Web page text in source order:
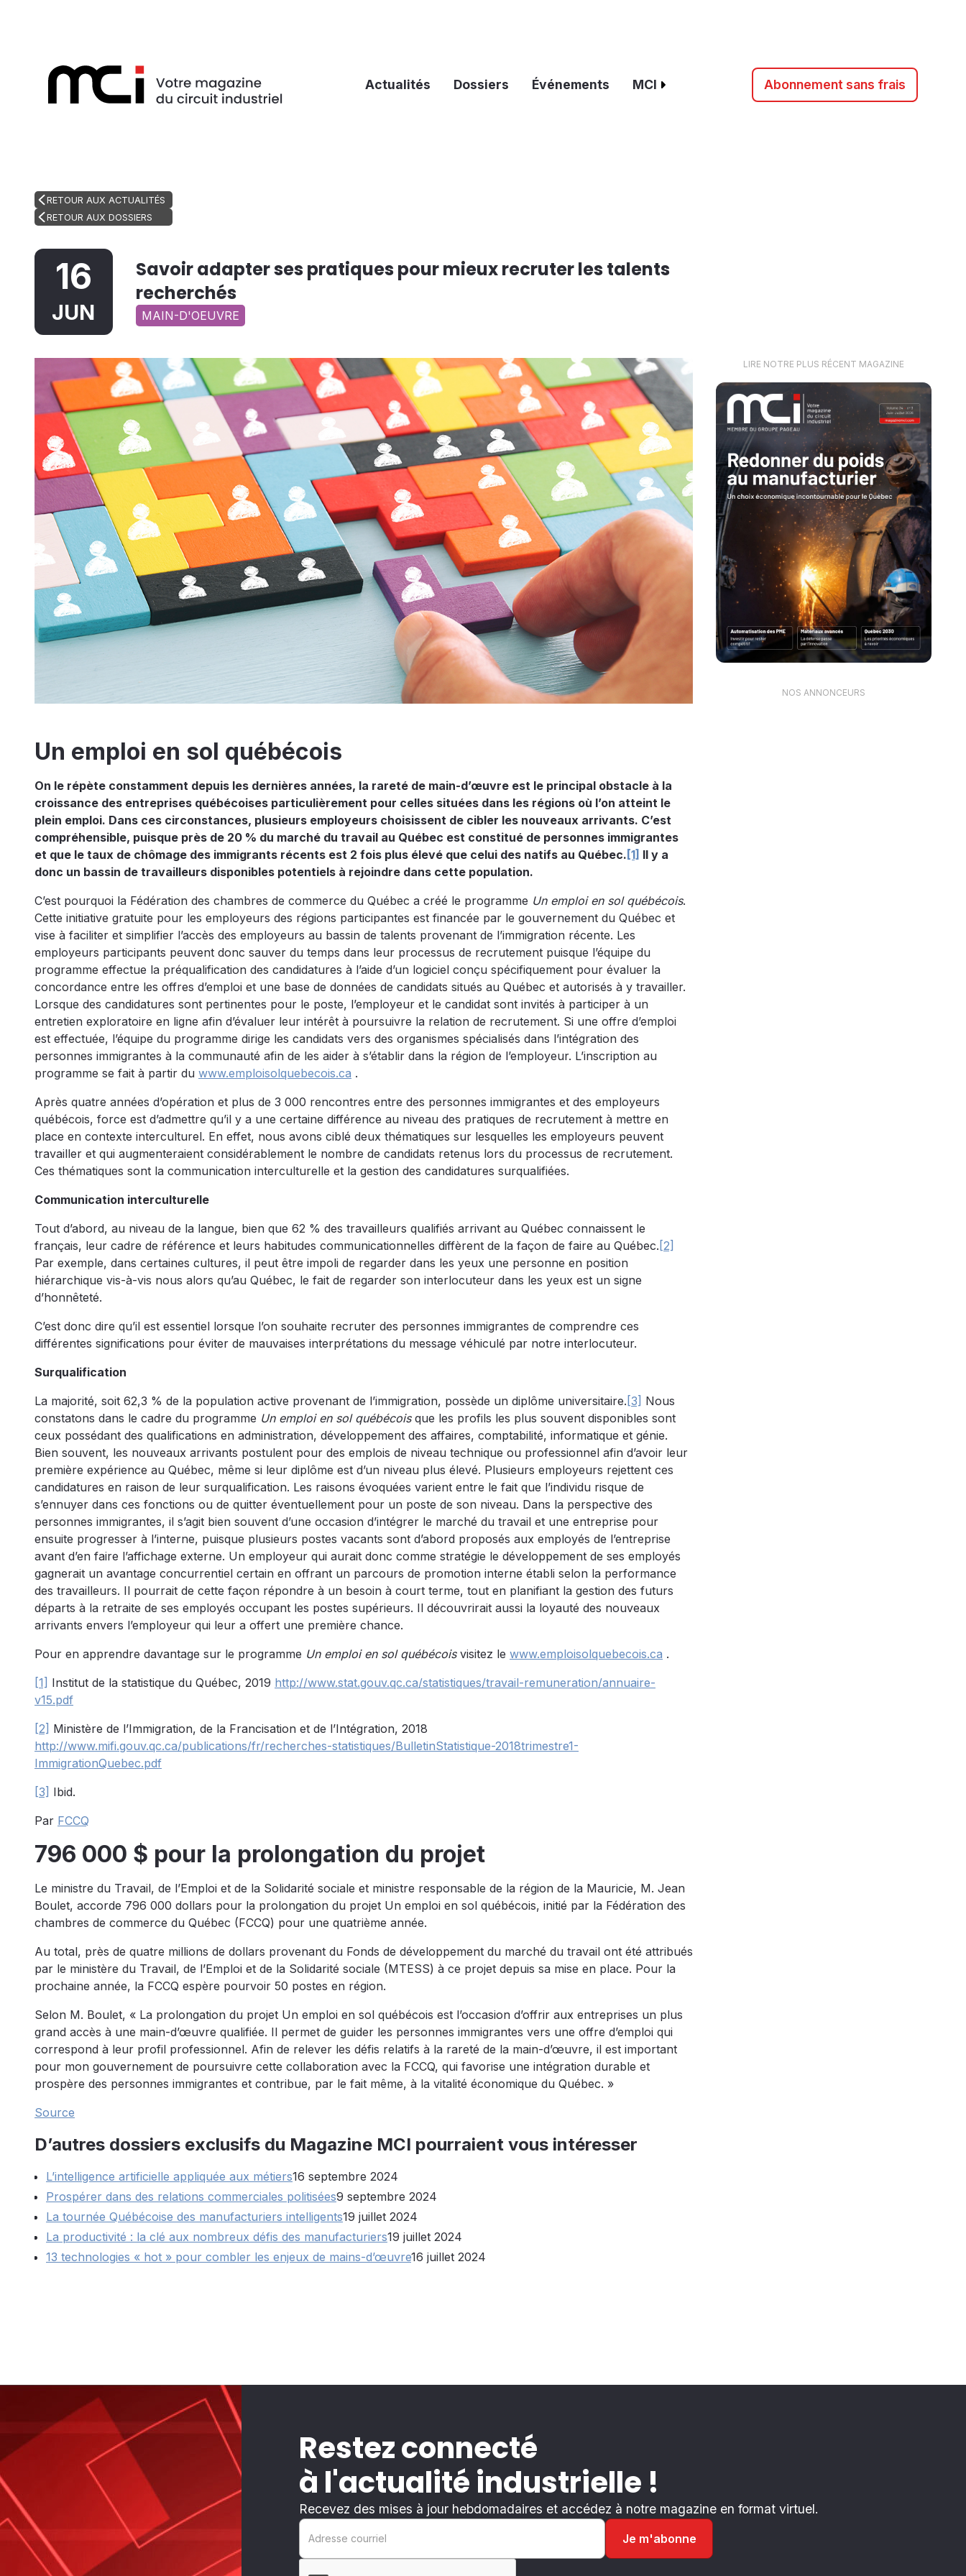
Actualités Dossiers Événements MCI Abonnement sans frais
RETOUR AUX ACTUALITÉS
RETOUR AUX DOSSIERS
16
JUN
Savoir adapter ses pratiques pour mieux recruter les talents
recherchés
MAIN-D'OEUVRE
Un emploi en sol québécois
On le répète constamment depuis les dernières années, la rareté de main-d’œuvre est le principal obstacle à la
croissance des entreprises québécoises particulièrement pour celles situées dans les régions où l’on atteint le
plein emploi. Dans ces circonstances, plusieurs employeurs choisissent de cibler les nouveaux arrivants. C’est
compréhensible, puisque près de 20 % du marché du travail au Québec est constitué de personnes immigrantes
et que le taux de chômage des immigrants récents est 2 fois plus élevé que celui des natifs au Québec. [1] Il y a
donc un bassin de travailleurs disponibles potentiels à rejoindre dans cette population.
C’est pourquoi la Fédération des chambres de commerce du Québec a créé le programme Un emploi en sol québécois.
Cette initiative gratuite pour les employeurs des régions participantes est financée par le gouvernement du Québec et
vise à faciliter et simplifier l’accès des employeurs au bassin de talents provenant de l’immigration récente. Les
employeurs participants peuvent donc sauver du temps dans leur processus de recrutement puisque l’équipe du
programme effectue la préqualification des candidatures à l’aide d’un logiciel conçu spécifiquement pour évaluer la
concordance entre les offres d’emploi et une base de données de candidats situés au Québec et autorisés à y travailler.
Lorsque des candidatures sont pertinentes pour le poste, l’employeur et le candidat sont invités à participer à un
entretien exploratoire en ligne afin d’évaluer leur intérêt à poursuivre la relation de recrutement. Si une offre d’emploi
est effectuée, l’équipe du programme dirige les candidats vers des organismes spécialisés dans l’intégration des
personnes immigrantes à la communauté afin de les aider à s’établir dans la région de l’employeur. L’inscription au
programme se fait à partir du www.emploisolquebecois.ca .
Après quatre années d’opération et plus de 3 000 rencontres entre des personnes immigrantes et des employeurs
québécois, force est d’admettre qu’il y a une certaine différence au niveau des pratiques de recrutement à mettre en
place en contexte interculturel. En effet, nous avons ciblé deux thématiques sur lesquelles les employeurs peuvent
travailler et qui augmenteraient considérablement le nombre de candidats retenus lors du processus de recrutement.
Ces thématiques sont la communication interculturelle et la gestion des candidatures surqualifiées.
Communication interculturelle
Tout d’abord, au niveau de la langue, bien que 62 % des travailleurs qualifiés arrivant au Québec connaissent le
français, leur cadre de référence et leurs habitudes communicationnelles diffèrent de la façon de faire au Québec. [2]
Par exemple, dans certaines cultures, il peut être impoli de regarder dans les yeux une personne en position
hiérarchique vis-à-vis nous alors qu’au Québec, le fait de regarder son interlocuteur dans les yeux est un signe
d’honnêteté.
C’est donc dire qu’il est essentiel lorsque l’on souhaite recruter des personnes immigrantes de comprendre ces
différentes significations pour éviter de mauvaises interprétations du message véhiculé par notre interlocuteur.
Surqualification
La majorité, soit 62,3 % de la population active provenant de l’immigration, possède un diplôme universitaire. [3] Nous
constatons dans le cadre du programme Un emploi en sol québécoisque les profils les plus souvent disponibles sont
ceux possédant des qualifications en administration, développement des affaires, comptabilité, informatique et génie.
Bien souvent, les nouveaux arrivants postulent pour des emplois de niveau technique ou professionnel afin d’avoir leur
première expérience au Québec, même si leur diplôme est d’un niveau plus élevé. Plusieurs employeurs rejettent ces
candidatures en raison de leur surqualification. Les raisons évoquées varient entre le fait que l’individu risque de
s’ennuyer dans ces fonctions ou de quitter éventuellement pour un poste de son niveau. Dans la perspective des
personnes immigrantes, il s’agit bien souvent d’une occasion d’intégrer le marché du travail et une entreprise pour
ensuite progresser à l’interne, puisque plusieurs postes vacants sont d’abord proposés aux employés de l’entreprise
avant d’en faire l’affichage externe. Un employeur qui aurait donc comme stratégie le développement de ses employés
gagnerait un avantage concurrentiel certain en offrant un parcours de promotion interne établi selon la performance
des travailleurs. Il pourrait de cette façon répondre à un besoin à court terme, tout en planifiant la gestion des futurs
départs à la retraite de ses employés occupant les postes supérieurs. Il découvrirait aussi la loyauté des nouveaux
arrivants envers l’employeur qui leur a offert une première chance.
Pour en apprendre davantage sur le programme Un emploi en sol québécoisvisitez le www.emploisolquebecois.ca .
[1] Institut de la statistique du Québec, 2019 http://www.stat.gouv.qc.ca/statistiques/travail-remuneration/annuaire-
v15.pdf
[2] Ministère de l’Immigration, de la Francisation et de l’Intégration, 2018
http://www.mifi.gouv.qc.ca/publications/fr/recherches-statistiques/BulletinStatistique-2018trimestre1-
ImmigrationQuebec.pdf
[3] Ibid.
Par FCCQ
796 000 $ pour la prolongation du projet
Le ministre du Travail, de l’Emploi et de la Solidarité sociale et ministre responsable de la région de la Mauricie, M. Jean
Boulet, accorde 796 000 dollars pour la prolongation du projet Un emploi en sol québécois, initié par la Fédération des
chambres de commerce du Québec (FCCQ) pour une quatrième année.
Au total, près de quatre millions de dollars provenant du Fonds de développement du marché du travail ont été attribués
par le ministère du Travail, de l’Emploi et de la Solidarité sociale (MTESS) à ce projet depuis sa mise en place. Pour la
prochaine année, la FCCQ espère pourvoir 50 postes en région.
Selon M. Boulet, « La prolongation du projet Un emploi en sol québécois est l’occasion d’offrir aux entreprises un plus
grand accès à une main-d’œuvre qualifiée. Il permet de guider les personnes immigrantes vers une offre d’emploi qui
correspond à leur profil professionnel. Afin de relever les défis relatifs à la rareté de la main-d’œuvre, il est important
pour mon gouvernement de poursuivre cette collaboration avec la FCCQ, qui favorise une intégration durable et
prospère des personnes immigrantes et contribue, par le fait même, à la vitalité économique du Québec. »
Source
D’autres dossiers exclusifs du Magazine MCI pourraient vous intéresser
L’intelligence artificielle appliquée aux métiers16 septembre 2024
Prospérer dans des relations commerciales politisées9 septembre 2024
La tournée Québécoise des manufacturiers intelligents19 juillet 2024
La productivité : la clé aux nombreux défis des manufacturiers19 juillet 2024
13 technologies « hot » pour combler les enjeux de mains-d’œuvre16 juillet 2024
LIRE NOTRE PLUS RÉCENT MAGAZINE
NOS ANNONCEURS
Restez connecté
à l'actualité industrielle !
Recevez des mises à jour hebdomadaires et accédez à notre magazine en format virtuel.